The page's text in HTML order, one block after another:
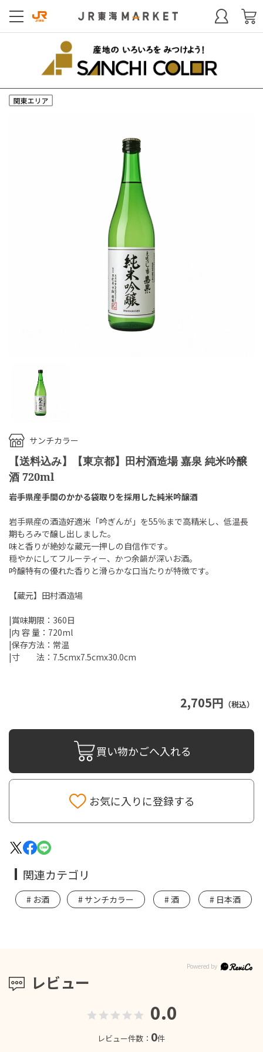
サンチカラー
【送料込み】【東京都】田村酒造場 嘉泉 純米吟醸
酒 720ml
2,705円 （税込）
岩手県産手間のかかる袋取りを採用した純米吟醸酒
岩手県産の酒造好適米「吟ぎんが」を55％まで高精米し、低温長
期もろみで醸し出しました。
味と香りが絶妙な蔵元一押しの自信作です。
穏やかにしてフルーティー、かつ余韻が深いお酒。
吟醸特有の優れた香りと滑らかな口当たりが特徴です。
【蔵元】田村酒造場
|賞味期限：360日
|内 容 量：720ml
|保存方法：常温
|寸 法：7.5cmx7.5cmx30.0cm
買い物かごへ入れる
お気に入りに登録する
レビュー
0.0
レビュー件数： 0件
関連カテゴリ
お酒 サンチカラー 酒 日本酒